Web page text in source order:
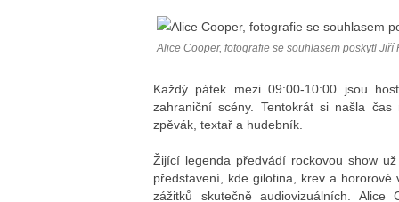
Alice Cooper, fotografie se souhlasem poskytl Jiří
Každý pátek mezi 09:00-10:00 jsou
zahraniční scény. Tentokrát si našla
zpěvák, textař a hudebník.
Žijící legenda předvádí rockovou show
představení, kde gilotina, krev a
zážitků skutečně audiovizuálních.